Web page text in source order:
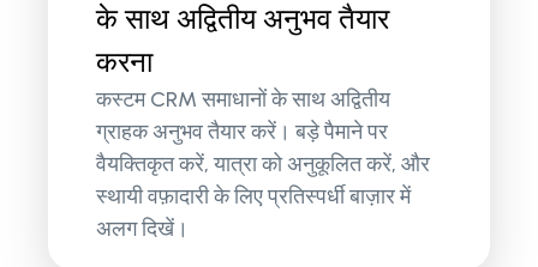
के साथ अद्वितीय अनुभव तैयार
करना
कस्टम CRM समाधानों के साथ अद्वितीय
ग्राहक अनुभव तैयार करें। बड़े पैमाने पर
वैयक्तिकृत करें, यात्रा को अनुकूलित करें, और
स्थायी वफ़ादारी के लिए प्रतिस्पर्धी बाज़ार में
अलग दिखें।